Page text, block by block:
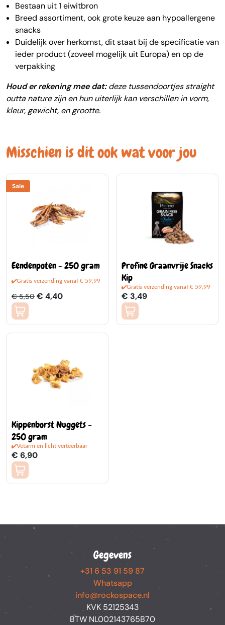
Bestaan uit 1 eiwitbron
Breed assortiment, ook grote keuze aan hypoallergene
snacks
Duidelijk over herkomst, dit staat bij de specificatie van
ieder product (zoveel mogelijk uit Europa) en op de
verpakking
Houd er rekening mee dat:deze tussendoortjes straight
outta nature zijn en hun uiterlijk kan verschillen in vorm,
kleur, gewicht, en grootte.
Misschien is dit ook wat voor jou
Sale
Eendenpoten - 250 gram
Gratis verzending vanaf € 59,99
€ 5,50 € 4,40
Profine Graanvrije Snacks
Kip
Gratis verzending vanaf € 59,99
€ 3,49
Kippenborst Nuggets -
250 gram
Vetarm en licht verteerbaar
€ 6,90
Gegevens
+31 6 53 91 59 87
Whatsapp
info@rockospace.nl
KVK 52125343
BTW NL002143765B70